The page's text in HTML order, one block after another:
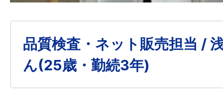
品質検査・ネット販売担当 /
ん(25歳・勤続3年)